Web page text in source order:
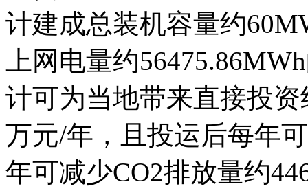
计建成总装机容量约
上网电量约
计可为当地带来直接投
万元/年，且投运后每年
年可减少CO2排放量约